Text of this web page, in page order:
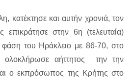
κατέκτησε και αυτήν χρονιά, τον
επικράτησε στην 6η (τελευταία)
φάση του Ηράκλειο με 86-70, στο
ολοκλήρωσε αήττητος την την
ο εκπρόσωπος της Κρήτης στο